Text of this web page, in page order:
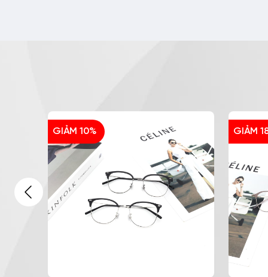
GIẢM 10% GIẢM